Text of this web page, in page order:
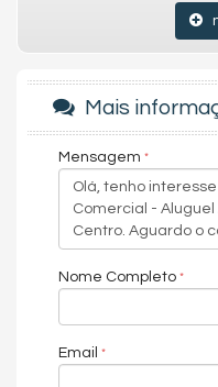
Mais
Mensagem
Nome Completo
Email